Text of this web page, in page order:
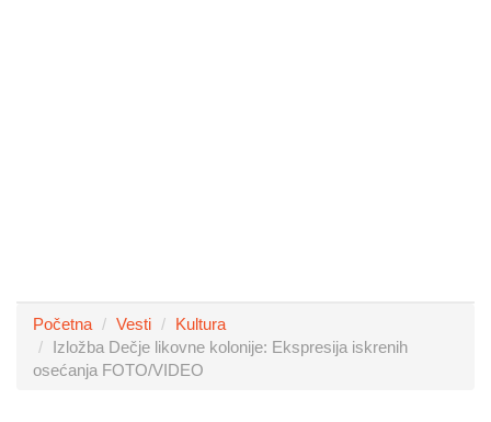
Početna Vesti
Kultura
Izložba Dečje likovne kolonije: Ekspresija iskrenih
osećanja FOTO/VIDEO